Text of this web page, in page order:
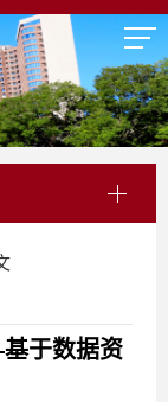
于数据资